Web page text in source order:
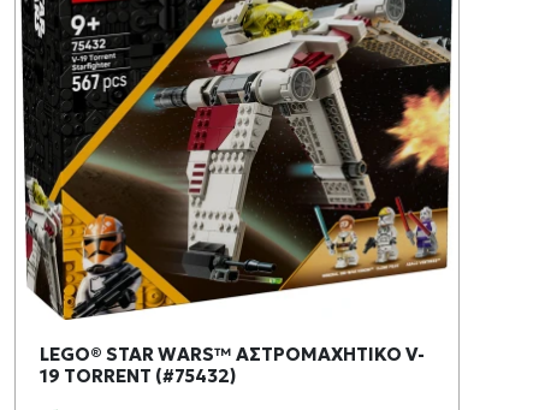
LEGO® STAR WARS™ ΑΣΤΡΟΜΑΧΗΤΙΚΟ V-
19 TORRENT (#75432)